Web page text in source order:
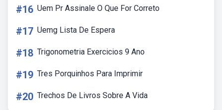
#16 Uem Pr Assinale O Que For Correto
#17 Uemg Lista De Espera
#18 Trigonometria Exercicios 9 Ano
#19 Tres Porquinhos Para Imprimir
#20 Trechos De Livros Sobre A Vida